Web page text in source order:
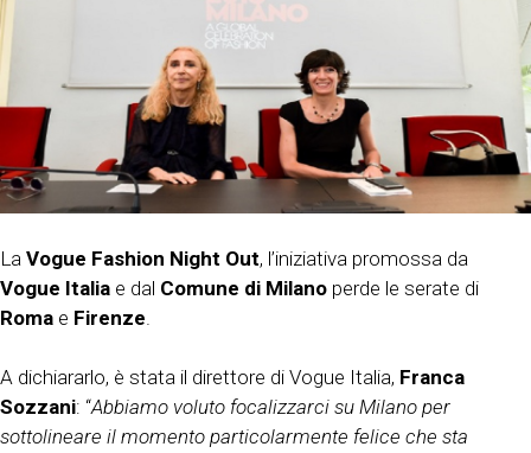
La Vogue Fashion Night Out, l’iniziativa promossa da
Vogue Italia e dal Comune di Milano perde le serate di
Roma e Firenze
A dichiararlo, è stata il direttore di Vogue Italia, Franca
Sozzani: “Abbiamo voluto focalizzarci su Milano per
sottolineare il momento particolarmente felice che sta